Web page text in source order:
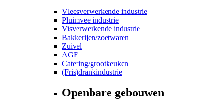
Vleesverwerkende industrie
Pluimvee industrie
Visverwerkende industrie
Bakkerijen/zoetwaren
Zuivel
AGF
Catering/grootkeuken
(Fris)drankindustrie
Openbare gebouwen